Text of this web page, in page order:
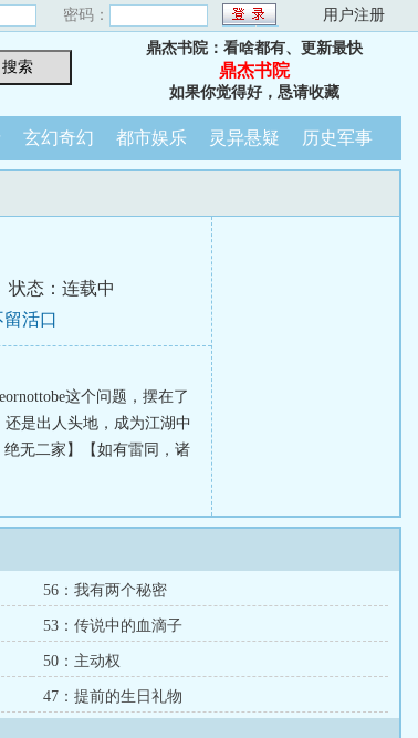
密码： 用户注册
鼎杰书院：看啥都有、更新最快
鼎杰书院
如果你觉得好，恳请收藏
玄幻奇幻 都市娱乐 灵异悬疑 历史军事
状态：连载中
留活口
这个问题，摆在了
是出人头地，成为江湖中
无二家】【如有雷同，诸
56：我有两个秘密
53：传说中的血滴子
50：主动权
47：提前的生日礼物